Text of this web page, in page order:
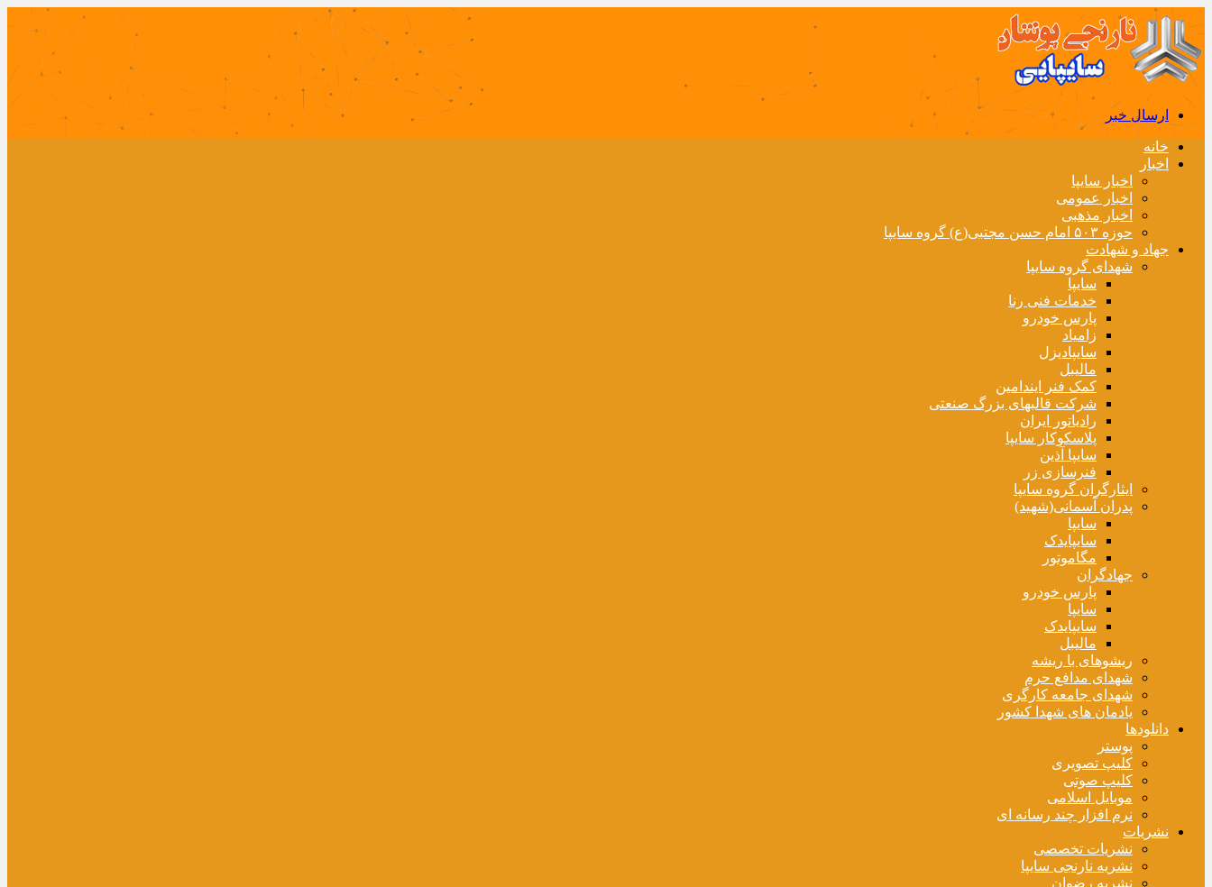
ارسال خبر
خانه
اخبار
اخبار سایپا
اخبار عمومی
اخبار مذهبی
حوزه ۵۰۳ امام حسن مجتبی(ع) گروه سایپا
جهاد و شهادت
شهدای گروه سایپا
سایپا
خدمات فنی رنا
پارس خودرو
زامیاد
سایپادیزل
مالیبل
کمک فنر ایندامین
شرکت قالبهای بزرگ صنعتی
رادیاتور ایران
پلاسکوکار سایپا
سایپا آذین
فنرسازی زر
ایثارگران گروه سایپا
پدران آسمانی(شهید)
سایپا
سایپایدک
مگاموتور
جهادگران
پارس خودرو
سایپا
سایپایدک
مالیبل
ریشوهای با ریشه
شهدای مدافع حرم
شهدای جامعه کارگری
یادمان های شهدا کشور
دانلودها
پوستر
کلیپ تصویری
کلیپ صوتی
موبایل اسلامی
نرم افزار چند رسانه ای
نشریات
نشریات تخصصی
نشریه نارنجی سایپا
نشریه رضوان